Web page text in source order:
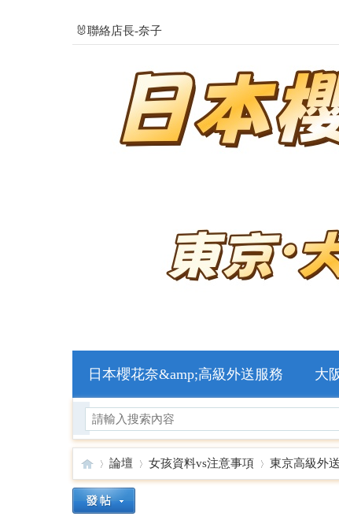
🐰聯絡店長-奈子
日本櫻花奈&amp;高級外送服務 大
論壇 女孩資料vs注意事項 東京高級外